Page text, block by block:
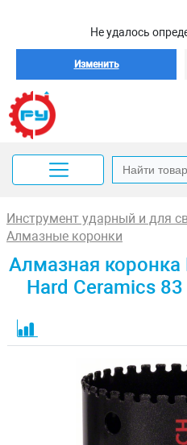
Не удалось
Изменить
Инструмент ударный и для
Алмазные коронки
Алмазная коронка
Hard Ceramics